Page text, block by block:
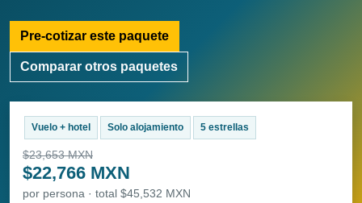
Pre-cotizar este paquete
Comparar otros paquetes
Vuelo + hotel Solo alojamiento 5 estrellas
$23,653 MXN
$22,766 MXN
por persona · total $45,532 MXN